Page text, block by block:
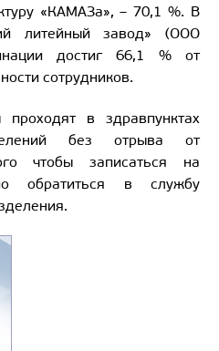
«КАМАЗа», – 70,1 %. В
литейный завод» (ООО
достиг 66,1 % от
сотрудников.
в здравпунктах
без отрыва от
чтобы записаться на
обратиться в службу